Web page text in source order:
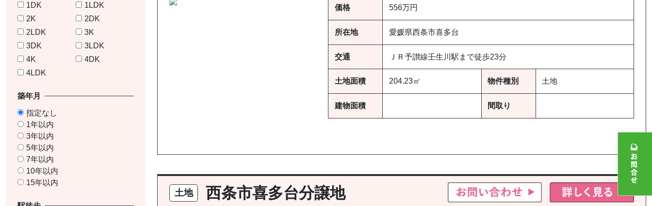
価格 556万円
所在地 愛媛県西条市喜多台
交通 ＪＲ予讃線壬生川駅まで徒歩23分
土地面積 204.23㎡
建物面積
物件種別 土地
間取り
土地 西条市喜多台分譲地
1DK
1LDK
2K
2DK
2LDK
3K
3DK
3LDK
4K
4DK
4LDK
築年月
指定なし
1年以内
3年以内
5年以内
7年以内
10年以内
15年以内